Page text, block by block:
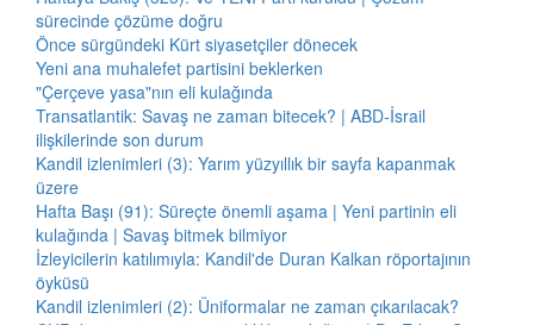
sürecinde çözüme doğru
Önce sürgündeki Kürt siyasetçiler dönecek
Yeni ana muhalefet partisini beklerken
"Çerçeve yasa"nın eli kulağında
Transatlantik: Savaş ne zaman bitecek? | ABD-İsrail
ilişkilerinde son durum
Kandil izlenimleri (3): Yarım yüzyıllık bir sayfa kapanmak
üzere
Hafta Başı (91): Süreçte önemli aşama | Yeni partinin eli
kulağında | Savaş bitmek bilmiyor
İzleyicilerin katılımıyla: Kandil'de Duran Kalkan röportajının
öyküsü
Kandil izlenimleri (2): Üniformalar ne zaman çıkarılacak?